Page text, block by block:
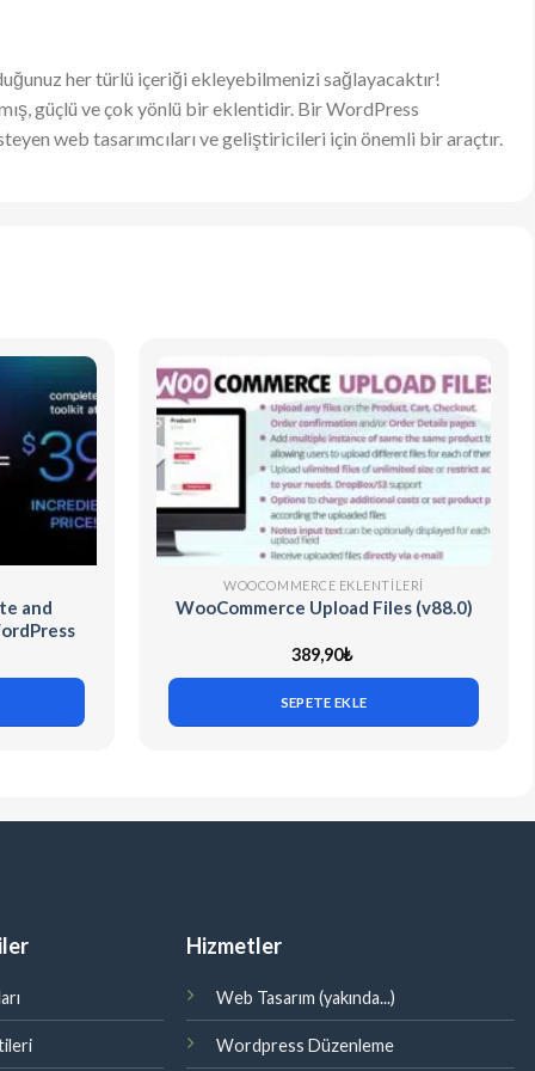
her türlü içeriği ekleyebilmenizi sağlayacaktır!
güçlü ve çok yönlü bir eklentidir. Bir WordPress
web tasarımcıları ve geliştiricileri için önemli bir araçtır.
and
WOOCOMMERCE EKLENTILERI
WooCommerce Upload Files (v88.0)
389,90₺
SEPETE EKLE
Hizmetler
Web Tasarım (yakında...)
Wordpress Düzenleme